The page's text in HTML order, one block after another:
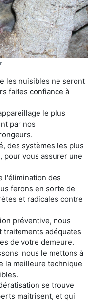
les nuisibles ne seront
faites confiance à
le plus
par nos
des systèmes les plus
pour vous assurer une
l'élimination des
ferons en sorte de
et radicales contre
préventive, nous
adéquates
de votre demeure.
nous le mettons à
la meilleure technique
se trouve
maitrisent, et qui